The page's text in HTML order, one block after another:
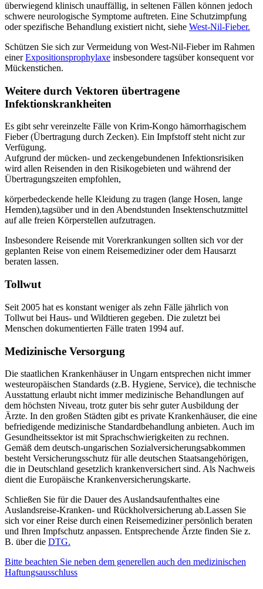
überwiegend klinisch unauffällig, in seltenen Fällen können jedoch
schwere neurologische Symptome auftreten. Eine Schutzimpfung
oder spezifische Behandlung existiert nicht, siehe West-Nil-Fieber.
Schützen Sie sich zur Vermeidung von West-Nil-Fieber im Rahmen
einerExpositionsprophylaxe insbesondere tagsüber konsequent vor
Mückenstichen.
Weitere durch Vektoren übertragene
Infektionskrankheiten
Es gibt sehr vereinzelte Fälle von Krim-Kongo hämorrhagischem
Fieber (Übertragung durch Zecken). Ein Impfstoff steht nicht zur
Verfügung.
Aufgrund der mücken- und zeckengebundenen Infektionsrisiken
wird allen Reisenden in den Risikogebieten und während der
Übertragungszeiten empfohlen,
körperbedeckende helle Kleidung zu tragen (lange Hosen, lange
Hemden),tagsüber und in den Abendstunden Insektenschutzmittel
auf alle freien Körperstellen aufzutragen.
Insbesondere Reisende mit Vorerkrankungen sollten sich vor der
geplanten Reise von einem Reisemediziner oder dem Hausarzt
beraten lassen.
Tollwut
Seit 2005 hat es konstant weniger als zehn Fälle jährlich von
Tollwut bei Haus- und Wildtieren gegeben. Die zuletzt bei
Menschen dokumentierten Fälle traten 1994 auf.
Medizinische Versorgung
Die staatlichen Krankenhäuser in Ungarn entsprechen nicht immer
westeuropäischen Standards (z.B. Hygiene, Service), die technische
Ausstattung erlaubt nicht immer medizinische Behandlungen auf
dem höchsten Niveau, trotz guter bis sehr guter Ausbildung der
Ärzte. In den großen Städten gibt es private Krankenhäuser, die eine
befriedigende medizinische Standardbehandlung anbieten. Auch im
Gesundheitssektor ist mit Sprachschwierigkeiten zu rechnen.
Gemäß dem deutsch-ungarischen Sozialversicherungsabkommen
besteht Versicherungsschutz für alle deutschen Staatsangehörigen,
die in Deutschland gesetzlich krankenversichert sind. Als Nachweis
dient die Europäische Krankenversicherungskarte.
Schließen Sie für die Dauer des Auslandsaufenthaltes eine
Auslandsreise-Kranken- und Rückholversicherung ab.Lassen Sie
sich vor einer Reise durch einen Reisemediziner persönlich beraten
und Ihren Impfschutz anpassen. Entsprechende Ärzte finden Sie z.
B. über die DTG.
Bitte beachten Sie neben dem generellen auch den medizinischen
Haftungsausschluss